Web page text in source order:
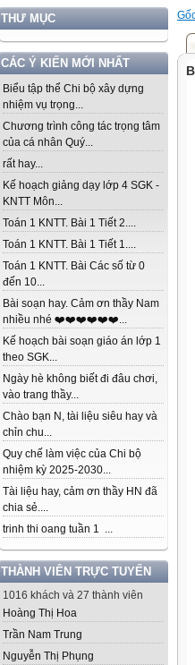
THƯ MỤC
CÁC Ý KIẾN MỚI NHẤT
Biểu tập thể Chi bộ xây dựng
nhiệm vụ trọng...
Chương trình công tác trọng tâm
của cá nhân Quý...
rất hay...
Kế hoạch giảng dạy lớp 4 SGK -
KNTT Môn...
Toán 1 KNTT. Bài 1 Tiết 2....
Toán 1 KNTT. Bài 1 Tiết 1....
Toán 1 KNTT. Bài Các số từ 0
đến 10...
Bài soạn hay. Cảm ơn thầy Nam
nhiều nhé ❤️❤️❤️❤️❤️❤️...
Kế hoạch bài soạn giáo án lớp 1
theo SGK...
Ngày hè không biết đi đâu chơi,
vào trang thầy...
Chào bạn N, tài liệu siêu hay và
chỉn chu...
Quy chế làm việc của Chi bộ
nhiệm kỳ 2025-2030...
Tài liệu hay, cảm ơn thầy HN đã
chia sẻ....
trinh thi oang tuần 1 ...
THÀNH VIÊN TRỰC TUYẾN
1016 khách và 27 thành viên
Hoàng Thị Hoa
Trần Nam Trung
Nguyễn Thị Phụng